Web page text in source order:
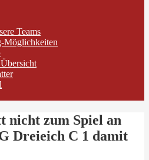
Teams
Möglichkeiten
nicht zum Spiel an
Dreieich C 1 damit